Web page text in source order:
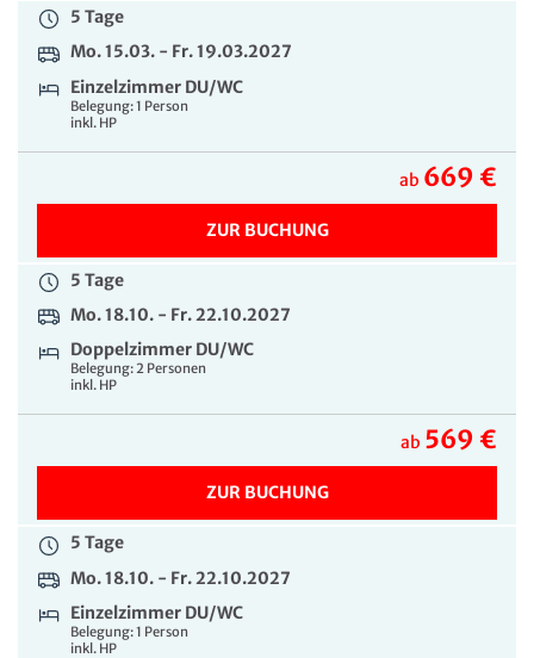
5 Tage
Mo. 15.03. - Fr. 19.03.2027
Einzelzimmer DU/WC
Belegung: 1 Person
inkl. HP
ab 669 €
ZUR BUCHUNG
5 Tage
Mo. 18.10. - Fr. 22.10.2027
Doppelzimmer DU/WC
Belegung: 2 Personen
inkl. HP
ab 569 €
ZUR BUCHUNG
5 Tage
Mo. 18.10. - Fr. 22.10.2027
Einzelzimmer DU/WC
Belegung: 1 Person
inkl. HP